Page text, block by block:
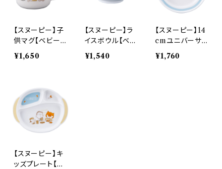
【スヌーピー】子
供マグ【ベビー】
SN1700-310
¥1,650
【スヌーピー】ラ
イスボウル【ベビ
ー】 SN1700-31
¥1,540
【スヌーピー】14
cmユニバーサ
ルプレート【ベビ
ー】 SN1700-3
¥1,760
【スヌーピー】キ
ッズプレート【ベ